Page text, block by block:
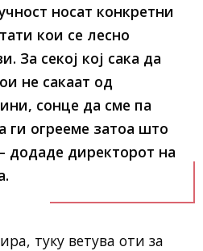
носат конкретни
кои се лесно
За секој кој сака да
не сакаат од
сонце да сме па
огрееме затоа што
додаде директорот на
туку ветува оти за